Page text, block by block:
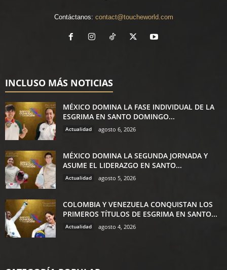
Contáctanos: contact@toucheworld.com
INCLUSO MÁS NOTICIAS
MÉXICO DOMINA LA FASE INDIVIDUAL DE LA
ESGRIMA EN SANTO DOMINGO...
Actualidad agosto 6, 2026
MÉXICO DOMINA LA SEGUNDA JORNADA Y
ASUME EL LIDERAZGO EN SANTO...
Actualidad agosto 5, 2026
COLOMBIA Y VENEZUELA CONQUISTAN LOS
PRIMEROS TÍTULOS DE ESGRIMA EN SANTO...
Actualidad agosto 4, 2026